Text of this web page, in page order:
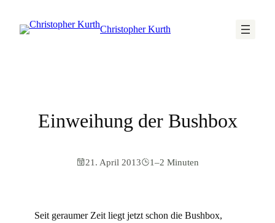
Christopher Kurth
Einweihung der Bushbox
21. April 2013 1–2 Minuten
Seit geraumer Zeit liegt jetzt schon die Bushbox,